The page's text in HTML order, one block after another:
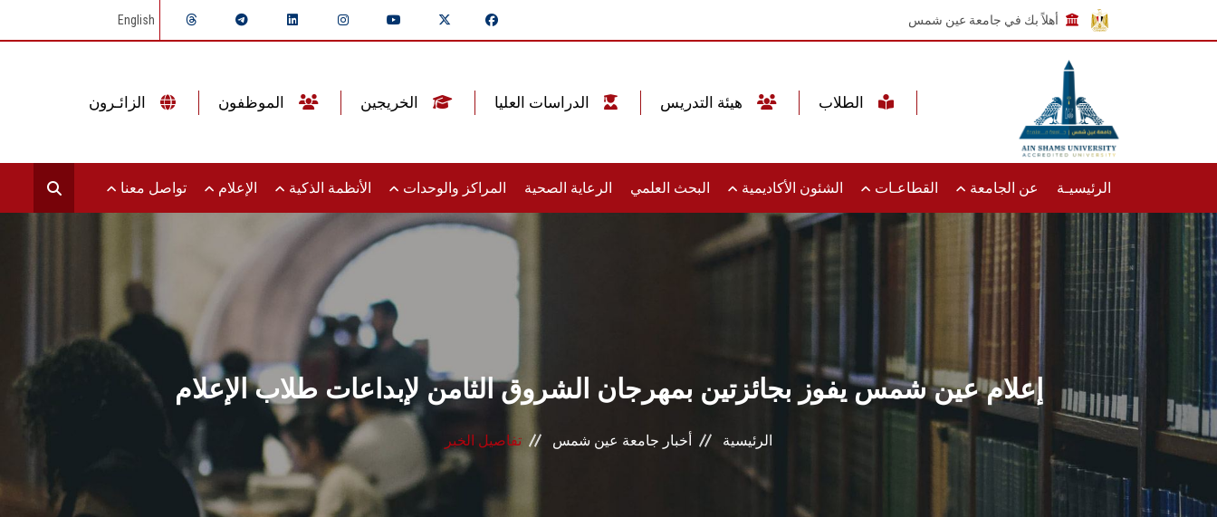
أهلاً بك في جامعة عين شمس English
الرئيسيـة عن الجامعة القطاعـات الشئون الأكاديمية البحث العلمي الرعاية الصحية المراكز والوحدات الأنظمة الذكية الإعلام تواصل معنا
إعلام عين شمس يفوز بجائزتين بمهرجان الشروق الثامن لإبداعات طلاب الإعلام
الرئيسية أخبار جامعة عين شمس تفاصيل الخبر